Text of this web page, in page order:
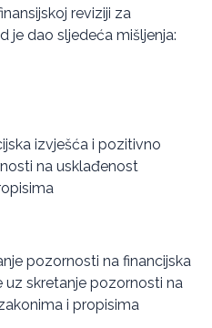
reviziji za
je dao sljedeća mišljenja:
izvješća i pozitivno
na usklađenost
pozornosti na financijska
skretanje pozornosti na
i propisima